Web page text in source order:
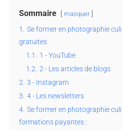
Sommaire masquer
1. Se former en photographie
gratuites
1.1. 1 - YouTube
1.2. 2 - Les articles de blogs
2. 3 - Instagram
3. 4 - Les newsletters
4. Se former en photographie
formations payantes :